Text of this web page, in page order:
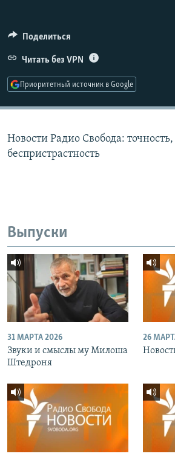
ПОДПИШИТЕСЬ НА РАССЫЛКУ
СОЦИАЛЬНЫЕ СЕТИ
Поделиться
Читать без VPN
Приоритетный источник в Google
Новости Радио Свобода:
беспристрастность
Выпуски
31 МАРТА 2026
Звуки и смыслы му Милоша
Штедроня
26